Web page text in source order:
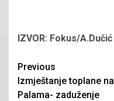
IZVOR: Fokus/A.Dučić
Continue
Reading
Previous
Izmještanje toplane na
Palama- zaduženje